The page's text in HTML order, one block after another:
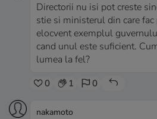
Directorii nu isi pot creste
stie si ministerul din care
elocvent exemplul
cand unul este suficient.
lumea la fel?
0 1 0
nakamoto